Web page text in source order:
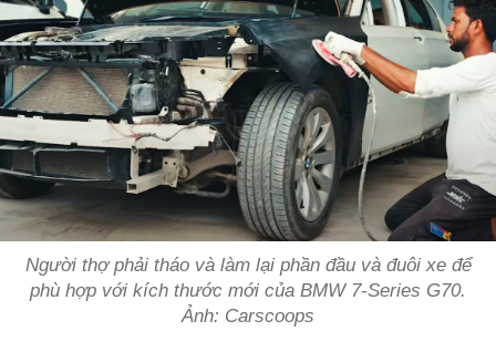
Người thợ phải tháo và làm lại phần đầu và đuôi xe để
phù hợp với kích thước mới của BMW 7-Series G70.
Ảnh: Carscoops